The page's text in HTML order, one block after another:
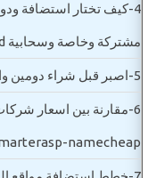
4- كيف تختار استضافة
مشتركة وخاصة وسحابية shared-vps-cloud
5- اصبر قبل شراء دومين
6-
namecheap